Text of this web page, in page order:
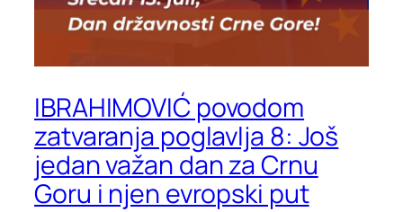
IBRAHIMOVIĆ povodom
zatvaranja poglavlja 8: Još
jedan važan dan za Crnu
Goru i njen evropski put